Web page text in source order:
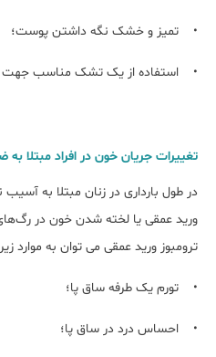
• تمیز و خشک نگه داشتن پوست؛
• استفاده از یک تشک مناسب جهت
تغییرات جریان خون در افراد مبتلا به
در طول بارداری در زنان مبتلا به آسیب
ورید عمقی یا لخته شدن خون در رگ‌های
ترومبوز ورید عمقی می توان به موارد
• تورم یک طرفه ساق پا؛
• احساس درد در ساق پا؛